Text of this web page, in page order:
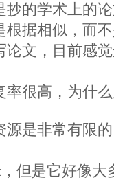
的学术上的
据相似，而
论文，目前感
率很高，为什
是非常有限
但是它好像